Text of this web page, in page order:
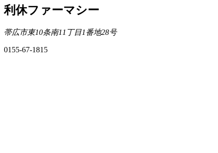
利休ファーマシー
帯広市東10条南11丁目1番地28号
0155-67-1815